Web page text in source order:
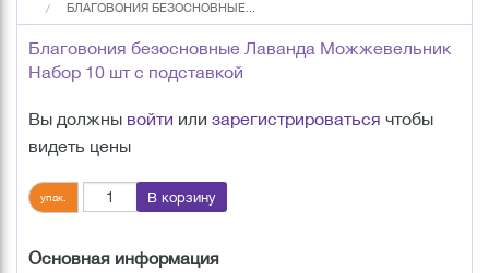
БЛАГОВОНИЯ БЕЗОСНОВНЫЕ...
Благовония безосновные Лаванда Можжевельник
Набор 10 шт с подставкой
Вы должны войти или зарегистрироваться чтобы
видеть цены
упак. В корзину
Основная информация